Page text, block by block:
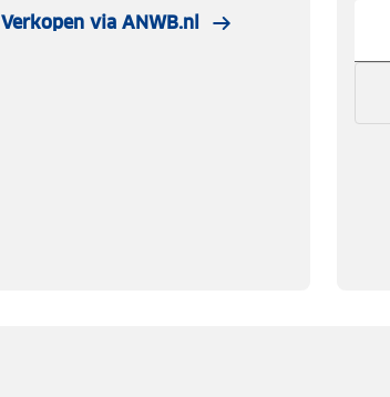
Verkopen via ANWB.nl